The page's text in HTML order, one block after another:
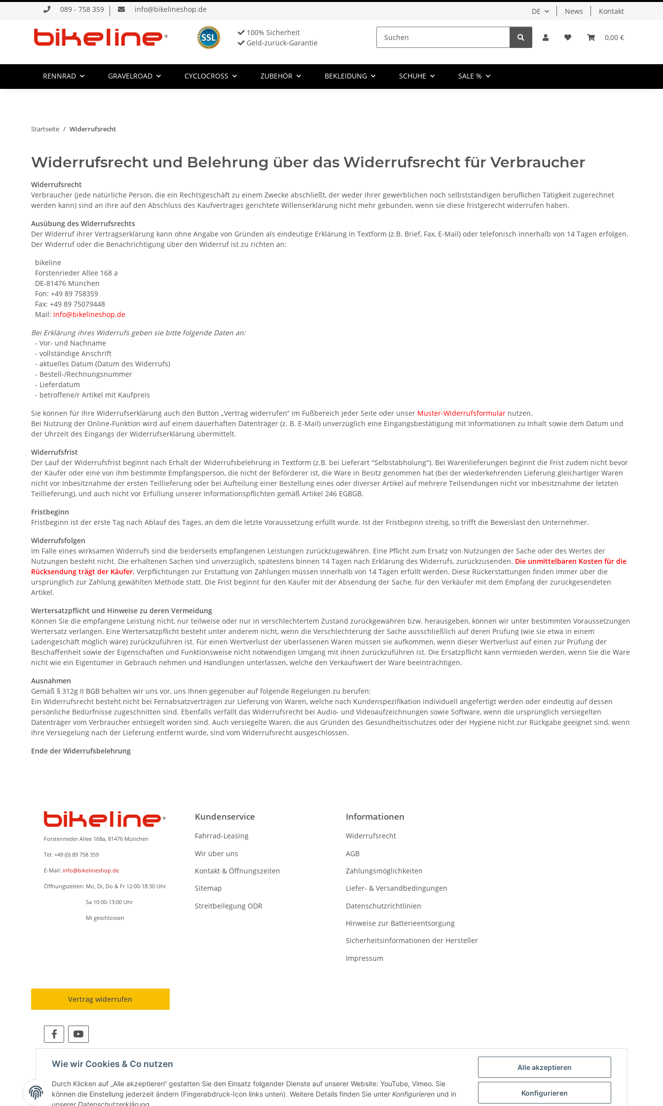
089 - 758 359 info@bikelineshop.de DE News Kontakt
100% Sicherheit
Geld-zurück-Garantie
0,00 €
RENNRAD GRAVELROAD CYCLOCROSS ZUBEHÖR BEKLEIDUNG SCHUHE SALE %
Startseite Widerrufsrecht
Widerrufsrecht und Belehrung über das Widerrufsrecht für Verbraucher
Widerrufsrecht
Verbraucher (jede natürliche Person, die ein Rechtsgeschäft zu einem Zwecke abschließt, der weder ihrer gewerblichen noch selbstständigen beruflichen Tätigkeit zugerechnet
werden kann) sind an ihre auf den Abschluss des Kaufvertrages gerichtete Willenserklärung nicht mehr gebunden, wenn sie diese fristgerecht widerrufen haben.
Ausübung des Widerrufsrechts
Der Widerruf ihrer Vertragserklärung kann ohne Angabe von Gründen als eindeutige Erklärung in Textform (z.B. Brief, Fax, E-Mail) oder telefonisch innerhalb von 14 Tagen erfolgen.
Der Widerruf oder die Benachrichtigung über den Widerruf ist zu richten an:
bikeline
Forstenrieder Allee 168 a
DE-81476 München
Fon: +49 89 758359
Fax: +49 89 75079448
Mail: info@bikelineshop.de
Bei Erklärung ihres Widerrufs geben sie bitte folgende Daten an:
- Vor- und Nachname
- vollständige Anschrift
- aktuelles Datum (Datum des Widerrufs)
- Bestell-/Rechnungsnummer
- Lieferdatum
- betroffene/r Artikel mit Kaufpreis
Sie können für ihre Widerrufserklärung auch den Button „Vertrag widerrufen“ im Fußbereich jeder Seite oder unser Muster-Widerrufsformular nutzen.
Bei Nutzung der Online-Funktion wird auf einem dauerhaften Datenträger (z. B. E-Mail) unverzüglich eine Eingangsbestätigung mit Informationen zu Inhalt sowie dem Datum und
der Uhrzeit des Eingangs der Widerrufserklärung übermittelt.
Widerrufsfrist
Der Lauf der Widerrufsfrist beginnt nach Erhalt der Widerrufsbelehrung in Textform (z.B. bei Lieferart "Selbstabholung"). Bei Warenlieferungen beginnt die Frist zudem nicht bevor
der Käufer oder eine von ihm bestimmte Empfangsperson, die nicht der Beförderer ist, die Ware in Besitz genommen hat (bei der wiederkehrenden Lieferung gleichartiger Waren
nicht vor Inbesitznahme der ersten Teillieferung oder bei Aufteilung einer Bestellung eines oder diverser Artikel auf mehrere Teilsendungen nicht vor Inbesitznahme der letzten
Teillieferung), und auch nicht vor Erfüllung unserer Informationspflichten gemäß Artikel 246 EGBGB.
Fristbeginn
Fristbeginn ist der erste Tag nach Ablauf des Tages, an dem die letzte Voraussetzung erfüllt wurde. Ist der Fristbeginn streitig, so trifft die Beweislast den Unternehmer.
Widerrufsfolgen
Im Falle eines wirksamen Widerrufs sind die beiderseits empfangenen Leistungen zurückzugewähren. Eine Pflicht zum Ersatz von Nutzungen der Sache oder des Wertes der
Nutzungen besteht nicht. Die erhaltenen Sachen sind unverzüglich, spätestens binnen 14 Tagen nach Erklärung des Widerrufs, zurückzusenden. Die unmittelbaren Kosten für die
Rücksendung trägt der Käufer. Verpflichtungen zur Erstattung von Zahlungen müssen innerhalb von 14 Tagen erfüllt werden. Diese Rückerstattungen finden immer über die
ursprünglich zur Zahlung gewählten Methode statt. Die Frist beginnt für den Käufer mit der Absendung der Sache, für den Verkäufer mit dem Empfang der zurückgesendeten
Artikel.
Wertersatzpflicht und Hinweise zu deren Vermeidung
Können Sie die empfangene Leistung nicht, nur teilweise oder nur in verschlechtertem Zustand zurückgewähren bzw. herausgeben, können wir unter bestimmten Voraussetzungen
Wertersatz verlangen. Eine Wertersatzpflicht besteht unter anderem nicht, wenn die Verschlechterung der Sache ausschließlich auf deren Prüfung (wie sie etwa in einem
Ladengeschäft möglich wäre) zurückzuführen ist. Für einen Wertverlust der überlassenen Waren müssen sie aufkommen, wenn dieser Wertverlust auf einen zur Prüfung der
Beschaffenheit sowie der Eigenschaften und Funktionsweise nicht notwendigen Umgang mit ihnen zurückzuführen ist. Die Ersatzpflicht kann vermieden werden, wenn Sie die Ware
nicht wie ein Eigentümer in Gebrauch nehmen und Handlungen unterlassen, welche den Verkaufswert der Ware beeinträchtigen.
Ausnahmen
Gemäß § 312g II BGB behalten wir uns vor, uns Ihnen gegenüber auf folgende Regelungen zu berufen:
Ein Widerrufsrecht besteht nicht bei Fernabsatzverträgen zur Lieferung von Waren, welche nach Kundenspezifikation individuell angefertigt werden oder eindeutig auf dessen
persönliche Bedürfnisse zugeschnitten sind. Ebenfalls verfällt das Widerrufsrecht bei Audio- und Videoaufzeichnungen sowie Software, wenn die ursprünglich versiegelten
Datenträger vom Verbraucher entsiegelt worden sind. Auch versiegelte Waren, die aus Gründen des Gesundheitsschutzes oder der Hygiene nicht zur Rückgabe geeignet sind, wenn
ihre Versiegelung nach der Lieferung entfernt wurde, sind vom Widerrufsrecht ausgeschlossen.
Ende der Widerrufsbelehrung
Forstenrieder Allee 168a, 81476 München
Tel: +49 (0) 89 758 359
E-Mail: info@bikelineshop.de
Öffnungszeiten: Mo, Di, Do & Fr 12:00-18:30 Uhr
Sa 10:00-13:00 Uhr
Mi geschlossen
Kundenservice
Fahrrad-Leasing
Wir über uns
Kontakt & Öffnungszeiten
Sitemap
Streitbeilegung ODR
Informationen
Widerrufsrecht
AGB
Zahlungsmöglichkeiten
Liefer- & Versandbedingungen
Datenschutzrichtlinien
Hinweise zur Batterieentsorgung
Sicherheitsinformationen der Hersteller
Impressum
Vertrag widerrufen
Für eine schnelle Abwicklung ihrer Aufträge bieten wir diverse unkomplizierte sowie sichere Zahlungsmöglichkeiten an.Alle akzeptieren
Konfigurieren
Wie wir Cookies & Co nutzen
Durch Klicken auf „Alle akzeptieren“ gestatten Sie den Einsatz folgender Dienste auf unserer Website: YouTube, Vimeo. Sie
können die Einstellung jederzeit ändern (Fingerabdruck-Icon links unten). Weitere Details finden Sie unter Konfigurieren und in